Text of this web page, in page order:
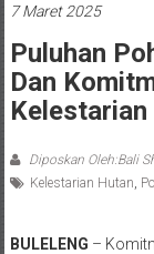
7 Maret 2025
Puluhan
Dan
Kelestarian
Diposkan Oleh:Bali
Kelestarian Hutan
BULELENG –